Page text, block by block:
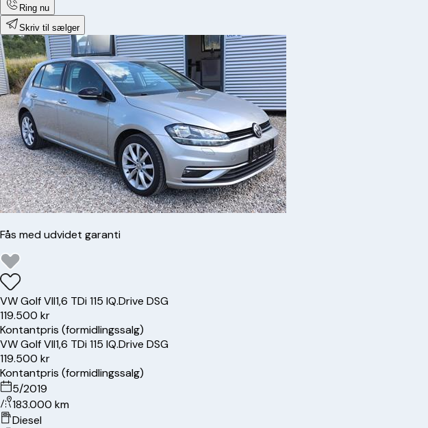
Ring nu
Skriv til sælger
Fås med udvidet garanti
VWGolf VII1,6 TDi 115 IQ.Drive DSG
119.500 kr
Kontantpris (formidlingssalg)
VWGolf VII1,6 TDi 115 IQ.Drive DSG
119.500 kr
Kontantpris (formidlingssalg)
5/2019
183.000 km
Diesel